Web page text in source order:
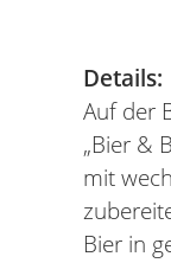
Details:
Auf der
„Bier &
mit
Bier in